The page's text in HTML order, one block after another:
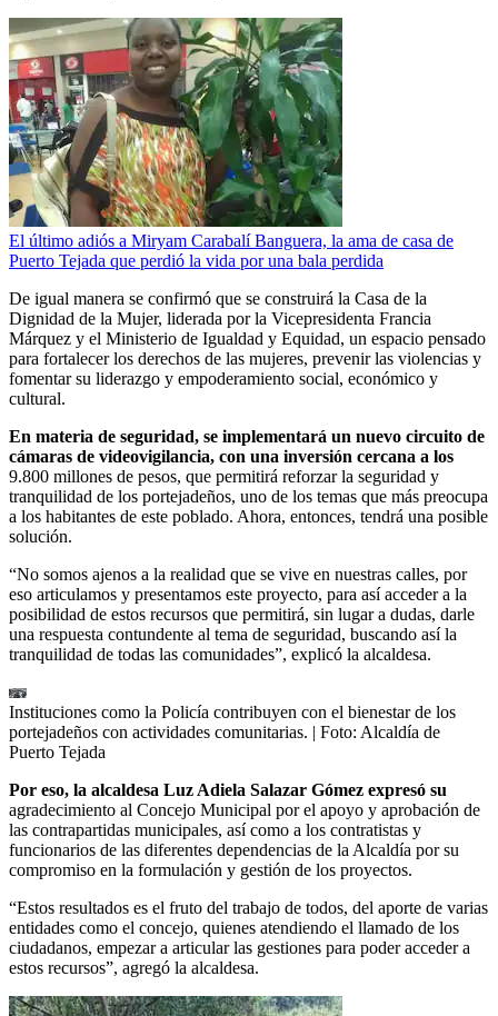
El último adiós a Miryam Carabalí Banguera, la ama de casa de
Puerto Tejada que perdió la vida por una bala perdida
De igual manera se confirmó que se construirá la Casa de la
Dignidad de la Mujer, liderada por la Vicepresidenta Francia
Márquez y el Ministerio de Igualdad y Equidad, un espacio pensado
para fortalecer los derechos de las mujeres, prevenir las violencias y
fomentar su liderazgo y empoderamiento social, económico y
cultural.
En materia de seguridad, se implementará un nuevo circuito de
cámaras de videovigilancia, con una inversión cercana a los
9.800 millones de pesos, que permitirá reforzar la seguridad y
tranquilidad de los portejadeños, uno de los temas que más preocupa
a los habitantes de este poblado. Ahora, entonces, tendrá una posible
solución.
“No somos ajenos a la realidad que se vive en nuestras calles, por
eso articulamos y presentamos este proyecto, para así acceder a la
posibilidad de estos recursos que permitirá, sin lugar a dudas, darle
una respuesta contundente al tema de seguridad, buscando así la
tranquilidad de todas las comunidades”, explicó la alcaldesa.
Instituciones como la Policía contribuyen con el bienestar de los
portejadeños con actividades comunitarias. | Foto: Alcaldía de
Puerto Tejada
Por eso, la alcaldesa Luz Adiela Salazar Gómez expresó su
agradecimiento al Concejo Municipal por el apoyo y aprobación de
las contrapartidas municipales, así como a los contratistas y
funcionarios de las diferentes dependencias de la Alcaldía por su
compromiso en la formulación y gestión de los proyectos.
“Estos resultados es el fruto del trabajo de todos, del aporte de varias
entidades como el concejo, quienes atendiendo el llamado de los
ciudadanos, empezar a articular las gestiones para poder acceder a
estos recursos”, agregó la alcaldesa.